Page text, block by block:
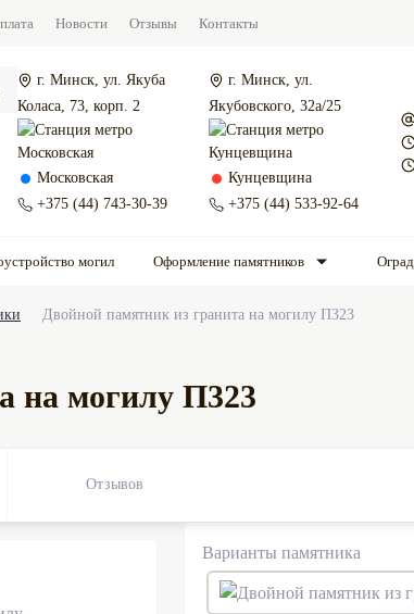
Новости Отзывы Контакты
г. Минск, ул. Якуба
Коласа, 73, корп. 2
Московская
+375 (44) 743-30-39
г. Минск, ул.
Якубовского, 32а/25
Кунцевщина
+375 (44) 533-92-64
могил Оформление памятников
Двойной памятник из гранита на могилу П323
на могилу П323
Отзывов
Варианты памятника